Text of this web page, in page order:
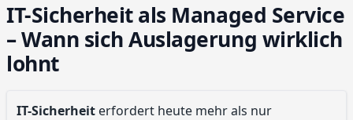
IT-Sicherheit als Managed Service
– Wann sich Auslagerung wirklich
lohnt
IT-Sicherheit erfordert heute mehr als nur